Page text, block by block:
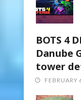
BOTS 4
Danube
tower
FEBRUARY